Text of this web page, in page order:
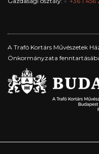
A Trafó Kortárs Művészetek
Önkormányzata